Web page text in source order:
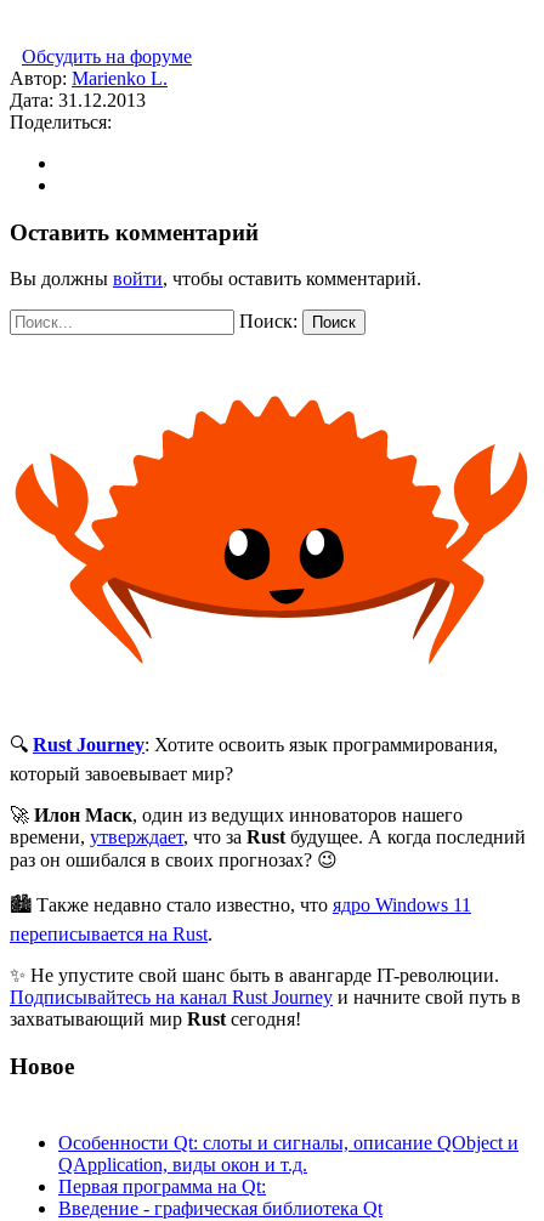
Обсудить на форуме
Автор: Marienko L.
Дата: 31.12.2013
Поделиться:
Оставить комментарий
Вы должны войти, чтобы оставить комментарий.
Поиск: Поиск
🔍 Rust Journey: Хотите освоить язык программирования,
который завоевывает мир?
🚀 Илон Маск, один из ведущих инноваторов нашего
времени, утверждает, что за Rust будущее. А когда последний
раз он ошибался в своих прогнозах? 😉
🏙 Также недавно стало известно, что ядро Windows 11
переписывается на Rust.
✨ Не упустите свой шанс быть в авангарде IT-революции.
Подписывайтесь на канал Rust Journey и начните свой путь в
захватывающий мир Rust сегодня!
Новое
Особенности Qt: слоты и сигналы, описание QObject и
QApplication, виды окон и т.д.
Первая программа на Qt:
Введение - графическая библиотека Qt